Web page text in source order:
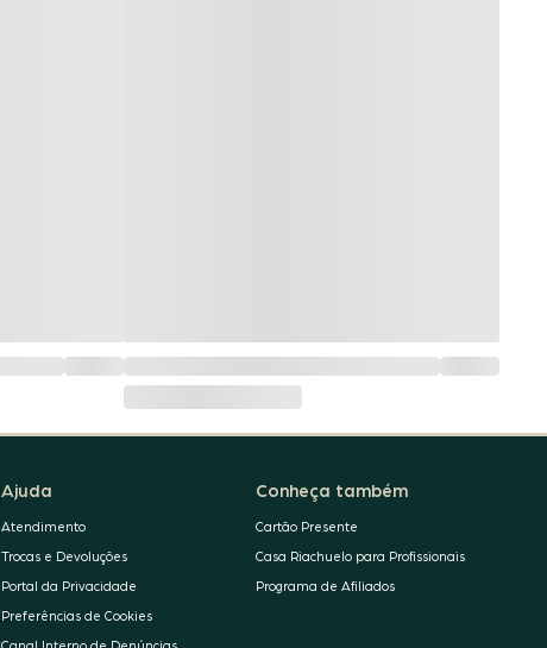
Ajuda
Atendimento
Trocas e Devoluções
Portal da Privacidade
Preferências de Cookies
Conheça também
Cartão Presente
Casa Riachuelo para Profissionais
Programa de Afiliados